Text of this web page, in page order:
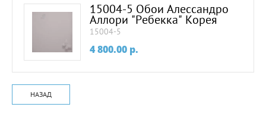
15004-5 Обои Алессандро
Аллори "Ребекка" Корея
15004-5
4 800.00 p.
НАЗАД